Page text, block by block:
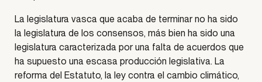
La legislatura vasca que acaba de terminar no ha sido
la legislatura de los consensos, más bien ha sido una
legislatura caracterizada por una falta de acuerdos que
ha supuesto una escasa producción legislativa. La
reforma del Estatuto, la ley contra el cambio climático,